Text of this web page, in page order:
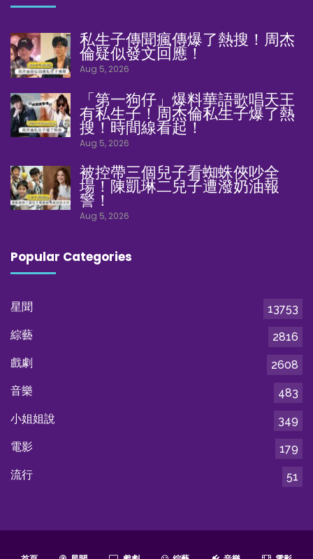
私生子傳聞瘋傳爆了熱搜！周杰
倫疑似發文回應！
Aug 5, 2026
「第一狗仔」爆料華語歌唱天王
有私生子！周杰倫私生子爆了熱
搜！時間線看起！
Aug 5, 2026
被控帶三個兒子看蜘蛛俠吵全
場！陳凱琳二兒子遭潑奶油報
警！
Aug 5, 2026
Popular Categories
星聞
13753
綜藝
2816
戲劇
2608
音樂
483
小姐姐說
349
電影
179
流行
51